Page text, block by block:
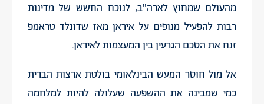
מהעולם שמחוץ לארה"ב, לנוכח החשש של מדינות
רבות להפעיל מנופים על איראן מאז שדונלד טראמפ
זנח את הסכם הגרעין בין המעצמות לאיראן.
אל מול חוסר המעש הבינלאומי בולטת ארצות הברית
כמי שמבינה את ההשפעה שעלולה להיות למלחמה